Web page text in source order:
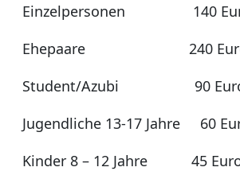
Einzelpersonen 140
Ehepaare 240
Student/Azubi 90
Jugendliche 13-17 Jahre 60
Kinder 8 – 12 Jahre 45